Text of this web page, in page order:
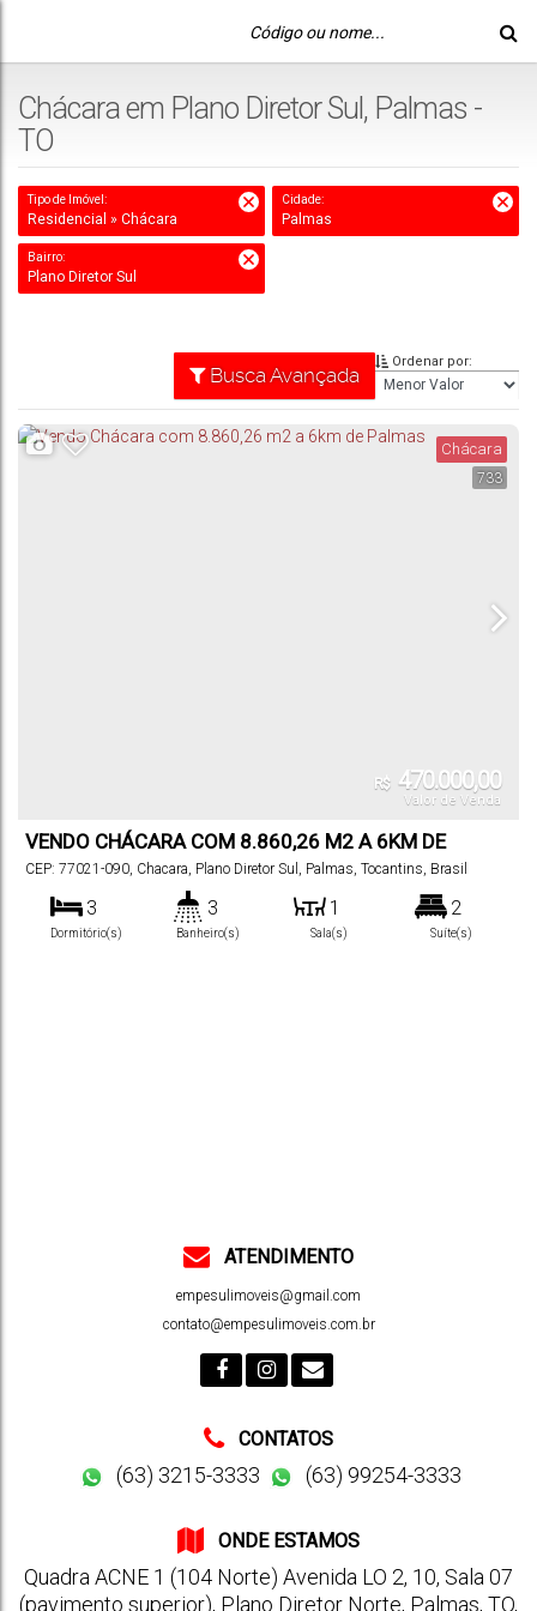
Chácara em Plano Diretor Sul, Palmas -
TO
Tipo de Imóvel:
Residencial » Chácara
Cidade:
Palmas
Bairro:
Plano Diretor Sul
Busca Avançada
Ordenar por:
733
Chácara
R$ 470.000,00
Valor de Venda
VENDO CHÁCARA COM 8.860,26 M2 A 6KM DE
PALMAS
CEP: 77021-090, Chacara, Plano Diretor Sul , Palmas, Tocantins, Brasil
3
Dormitório(s)
3
Banheiro(s)
1
Sala(s)
2
Suíte(s)
ATENDIMENTO
empesulimoveis@gmail.com
contato@empesulimoveis.com.br
CONTATOS
(63) 3215-3333 (63) 99254-3333
ONDE ESTAMOS
Quadra ACNE 1 (104 Norte) Avenida LO 2, 10, Sala 07
(pavimento superior), Plano Diretor Norte, Palmas, TO,